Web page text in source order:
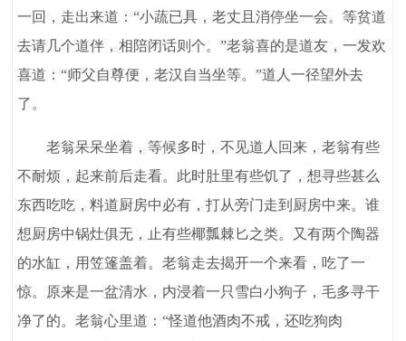
一回，走出来道：“小蔬已具，老丈且消停坐一会。等贫道
去请几个道伴，相陪闭话则个。”老翁喜的是道友，一发欢
喜道：“师父自尊便，老汉自当坐等。”道人一径望外去
了。
老翁呆呆坐着，等候多时，不见道人回来，老翁有些
不耐烦，起来前后走看。此时肚里有些饥了，想寻些甚么
东西吃吃，料道厨房中必有，打从旁门走到厨房中来。谁
想厨房中锅灶俱无，止有些椰瓢棘匕之类。又有两个陶器
的水缸，用笠篷盖着。老翁走去揭开一个来看，吃了一
惊。原来是一盆清水，内浸着一只雪白小狗子，毛多寻干
净了的。老翁心里道：“怪道他酒肉不戒，还吃狗肉